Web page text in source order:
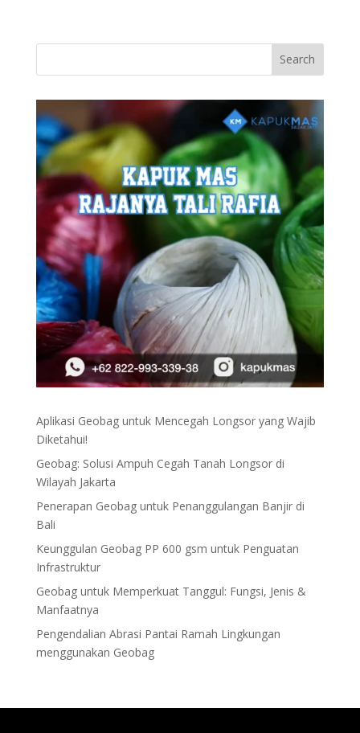
Aplikasi Geobag untuk Mencegah Longsor yang Wajib
Diketahui!
Geobag: Solusi Ampuh Cegah Tanah Longsor di
Wilayah Jakarta
Penerapan Geobag untuk Penanggulangan Banjir di
Bali
Keunggulan Geobag PP 600 gsm untuk Penguatan
Infrastruktur
Geobag untuk Memperkuat Tanggul: Fungsi, Jenis &
Manfaatnya
Pengendalian Abrasi Pantai Ramah Lingkungan
menggunakan Geobag